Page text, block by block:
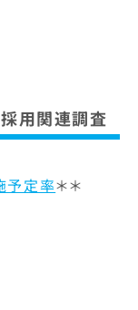
用関連調査
予定率＊＊